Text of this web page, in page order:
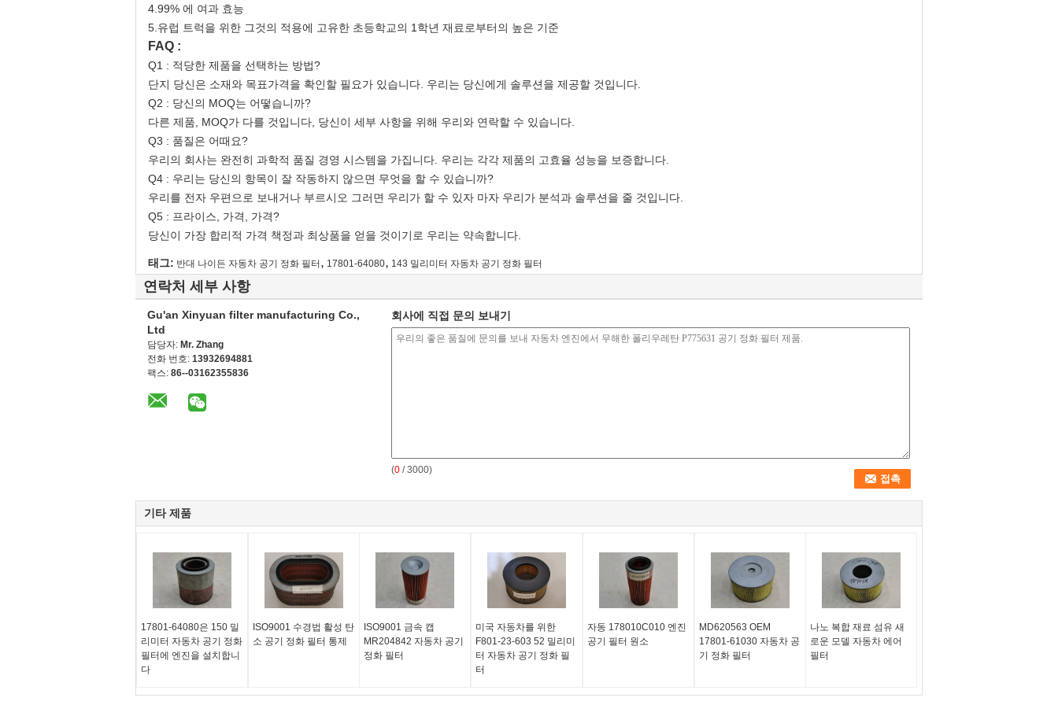
4.99% 에 여과 효능
5.유럽 트럭을 위한 그것의 적용에 고유한 초등학교의 1학년 재료로부터의 높은 기준
FAQ :
Q1 : 적당한 제품을 선택하는 방법?
단지 당신은 소재와 목표가격을 확인할 필요가 있습니다. 우리는 당신에게 솔루션을 제공할 것입니다.
Q2 : 당신의 MOQ는 어떻습니까?
다른 제품, MOQ가 다를 것입니다, 당신이 세부 사항을 위해 우리와 연락할 수 있습니다.
Q3 : 품질은 어때요?
우리의 회사는 완전히 과학적 품질 경영 시스템을 가집니다. 우리는 각각 제품의 고효율 성능을 보증합니다.
Q4 : 우리는 당신의 항목이 잘 작동하지 않으면 무엇을 할 수 있습니까?
우리를 전자 우편으로 보내거나 부르시오 그러면 우리가 할 수 있자 마자 우리가 분석과 솔루션을 줄 것입니다.
Q5 : 프라이스, 가격, 가격?
당신이 가장 합리적 가격 책정과 최상품을 얻을 것이기로 우리는 약속합니다.
태그: 반대 나이든 자동차 공기 정화 필터 , 17801-64080, 143 밀리미터 자동차 공기 정화 필터
연락처 세부 사항
Gu'an Xinyuan filter manufacturing Co.,
Ltd
담당자: Mr. Zhang
전화 번호: 13932694881
팩스: 86--03162355836
회사에 직접 문의 보내기
(0 / 3000)
기타 제품
17801-64080은 150 밀
리미터 자동차 공기 정화
필터에 엔진을 설치합니
다
ISO9001 수경법 활성 탄
소 공기 정화 필터 통제
ISO9001 금속 캡
MR204842 자동차 공기
정화 필터
미국 자동차를 위한
F801-23-603 52 밀리미
터 자동차 공기 정화 필
터
자동 178010C010 엔진
공기 필터 원소
MD620563 OEM
17801-61030 자동차 공
기 정화 필터
나노 복합 재료 섬유 새
로운 모델 자동차 에어
필터